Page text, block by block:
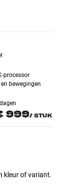
processor
bewegingen
999/ STUK
kleur of variant.